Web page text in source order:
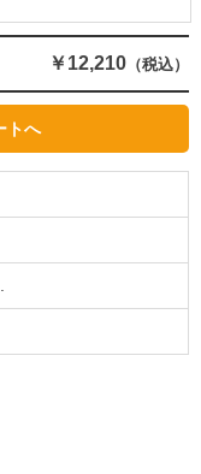
￥12,210 （税込）
トへ